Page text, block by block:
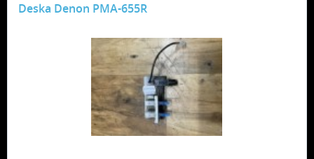
Deska Denon PMA-655R